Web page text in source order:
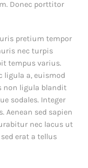
Donec porttitor
pretium tempor
nec turpis
tempus varius.
ligula a, euismod
non ligula blandit
sodales. Integer
sed sapien
nec lacus ut
erat a tellus